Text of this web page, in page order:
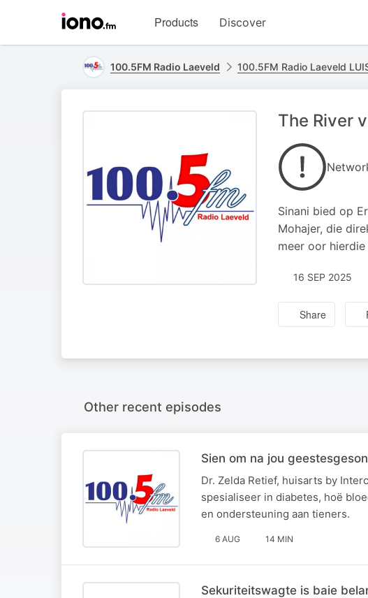
homepage
Products Discover
100.5FM Radio Laeveld 100.5FM Radio Laeveld
The River
Sinani bied op
Mohajer, die
meer oor
16 SEP 2025
Share
Other recent episodes
Sien om na jou
Dr. Zelda Retief, huisarts by
spesialiseer in diabetes, hoë
en ondersteuning aan tieners.
6 AUG 14 MIN
Sekuriteitswagte is baie